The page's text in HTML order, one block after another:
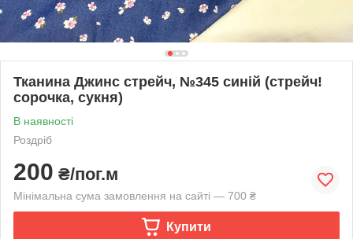
Тканина Джинс стрейч, №345 синій (стрейч!
сорочка, сукня)
В наявності
Роздріб
200 ₴/пог.м
Мінімальна сума замовлення на сайті — 700 ₴
Купити